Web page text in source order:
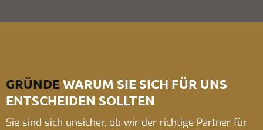
GRÜNDEWARUM SIE SICH FÜR UNS
ENTSCHEIDEN SOLLTEN
Sie sind sich unsicher, ob wir der richtige Partner für